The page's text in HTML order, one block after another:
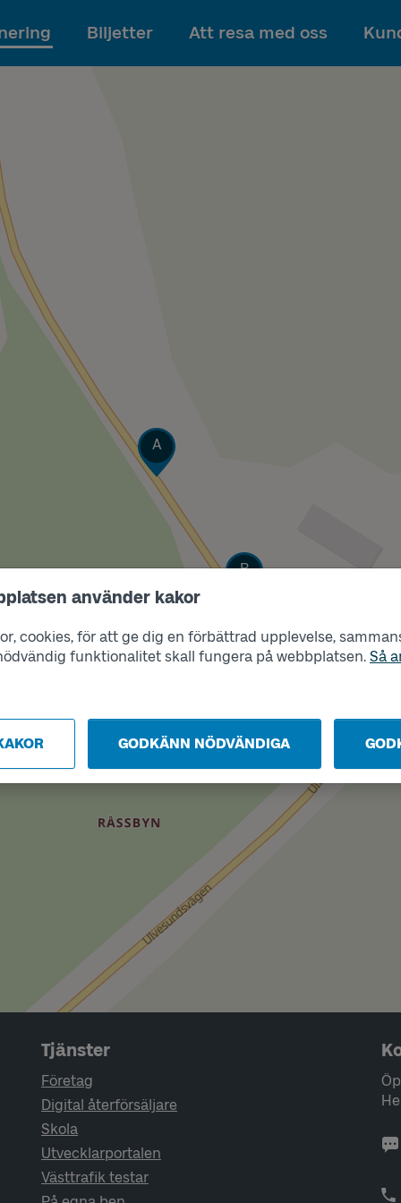
använder kakor
cookies, för att ge dig en förbättrad upplevelse,
funktionalitet skall fungera på webbplatsen. Så
GODKÄNN NÖDVÄNDIGA
Till innehållet
Biljetter Att resa med oss
Läge
A
Läge
B
Tjänster
Företag
Digital återförsäljare
Skola
Utvecklarportalen
Västtrafik testar